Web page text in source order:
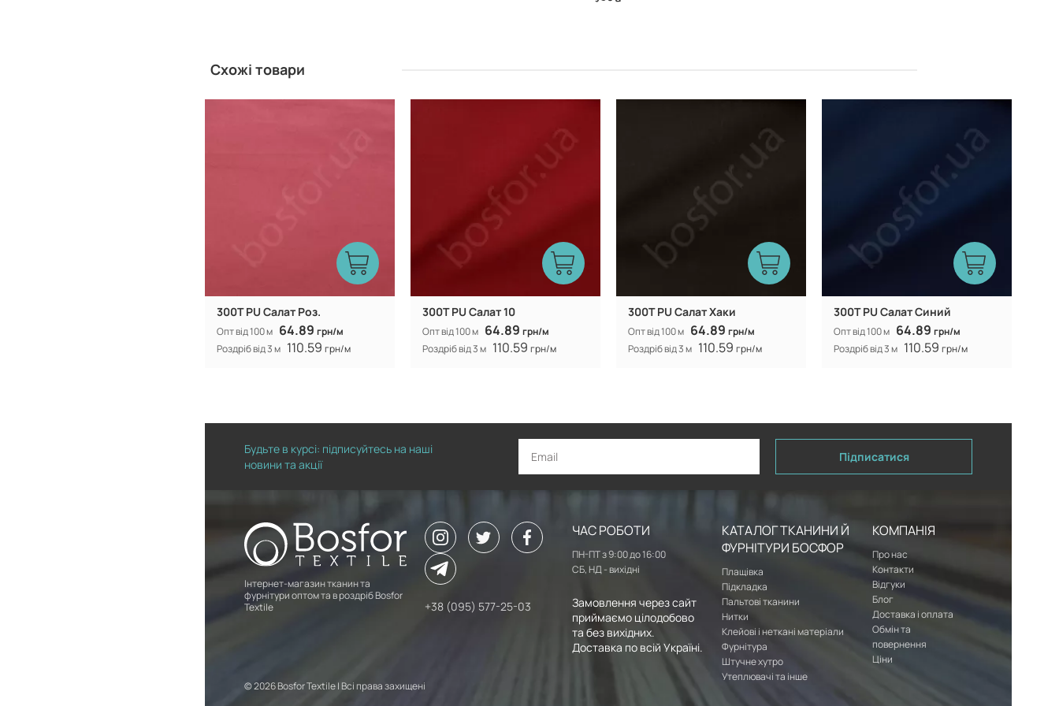
Схожі товари
300Т PU Салат Роз.
Опт від 100 м 64.89 грн/м
Роздріб від 3 м 110.59 грн/м
300Т PU Салат 10
Опт від 100 м 64.89 грн/м
Роздріб від 3 м 110.59 грн/м
300Т PU Салат Хаки
Опт від 100 м 64.89 грн/м
Роздріб від 3 м 110.59 грн/м
300Т PU Салат Синий
Опт від 100 м 64.89 грн/м
Роздріб від 3 м 110.59 грн/м
Будьте в курсі: підписуйтесь на наші
новини та акції
Підписатися
Інтернет-магазин тканин та
фурнітури оптом та в роздріб Bosfor
Textile
+38 (095) 577-25-03
ЧАС РОБОТИ
ПН-ПТ з 9:00 до 16:00
СБ, НД - вихідні
Замовлення через сайт
приймаємо цілодобово
та без вихідних.
Доставка по всій Україні.
КАТАЛОГ ТКАНИНИ Й
ФУРНІТУРИ БОСФОР
Плащівка
Підкладка
Пальтові тканини
Нитки
Клейові і неткані матеріали
Фурнітура
Штучне хутро
Утеплювачі та інше
КОМПАНІЯ
Про нас
Контакти
Відгуки
Блог
Доставка і оплата
Обмін та
повернення
Ціни
© 2026 Bosfor Textile | Всі права захищені